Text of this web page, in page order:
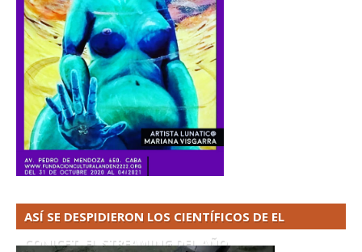
ASÍ SE DESPIDIERON LOS CIENTÍFICOS DE EL
CONICET. EL STREAMING DEL AÑO